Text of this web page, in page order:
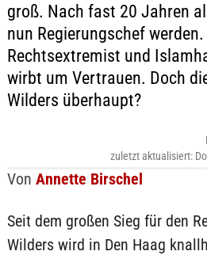
groß. Nach fast 20 Jahren
nun Regierungschef
Rechtsextremist und
wirbt um Vertrauen. Doch
Wilders überhaupt?
Von Annette Birschel
zuletzt aktualisiert:
Seit dem großen Sieg für den
Wilders wird in Den Haag